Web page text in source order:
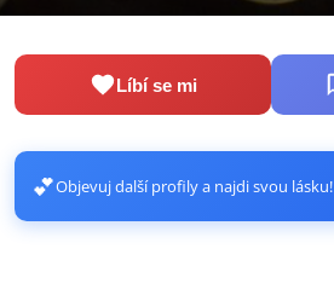
Líbí se mi
💕Objevuj další profily a najdi svou lásku!